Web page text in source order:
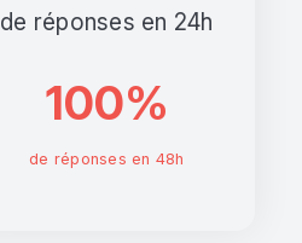
de réponses en 24h
100%
de réponses en 48h